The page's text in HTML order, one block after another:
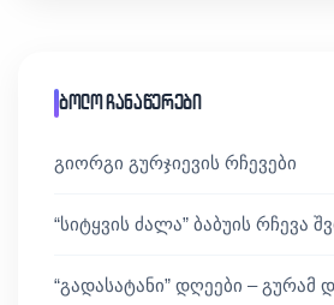
ბოლო ჩანაწერები
გიორგი გურჯიევის რჩევები
“სიტყვის ძალა” ბაბუის რჩევა
“გადასატანი” დღეები – გურამ